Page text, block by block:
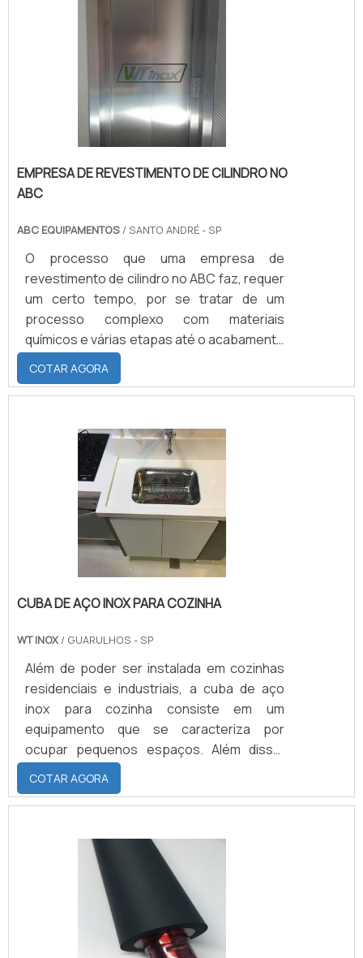
de louças, sustentação de alimentos
alimentos em geral.Diferentes espaços Os
principais espaços em .
EMPRESA DE REVESTIMENTO DE CILINDRO NO
ABC
ABC EQUIPAMENTOS / SANTO ANDRÉ - SP
O processo que uma empresa de
revestimento de cilindro no ABC faz, requer
um certo tempo, por se tratar de um
processo complexo com materiais
químicos e várias etapas até o acabamento
da peça. O emborrachamento de cilindros
segue as necessidades de cada cliente,
em relação à dureza, diâmetro,
COMPONENTES DO EMBORRACHAMENTO
DE CILINDROSO emborrachamento em
cilindros pode ser feito com cinco tipos
diferentes de elastômeros, o EPDM,
neoprene, nitrílica, natu.
COTAR AGORA
CUBA DE AÇO INOX PARA COZINHA
WT INOX / GUARULHOS - SP
Além de poder ser instalada em cozinhas
residenciais e industriais, a cuba de aço
inox para cozinha consiste em um
equipamento que se caracteriza por
ocupar pequenos espaços. Além disso,
trata-se de um produto que é
invariavelmente incluso a bancadas
igualmente compostas por aço inoxidável.
maior ou menor porte que, no campo
prático, as funções que precisam ser
cumpridas pela cuba de aço para cozinha
se dividem entre facilidade no manuseio de
COTAR AGORA